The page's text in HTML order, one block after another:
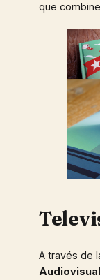
que
A través de